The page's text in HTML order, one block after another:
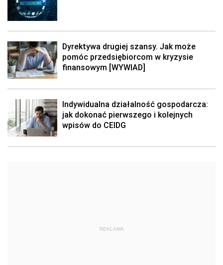
Dyrektywa drugiej szansy. Jak może
pomóc przedsiębiorcom w kryzysie
finansowym [WYWIAD]
Indywidualna działalność gospodarcza:
jak dokonać pierwszego i kolejnych
wpisów do CEIDG
REKLAMA